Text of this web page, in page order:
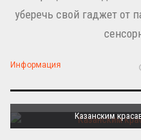
уберечь свой гаджет от
Информация
Казанским